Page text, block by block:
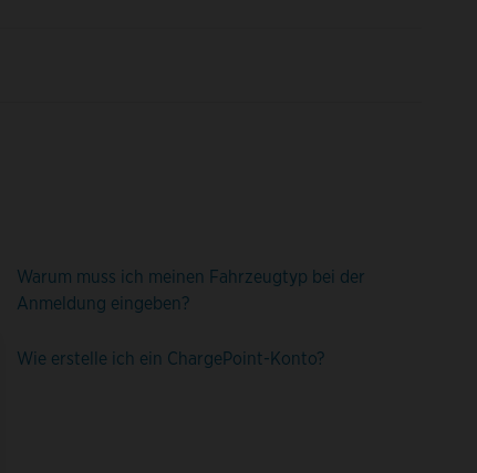
Warum muss ich meinen Fahrzeugtyp bei der
Anmeldung eingeben?
Wie erstelle ich ein ChargePoint-Konto?